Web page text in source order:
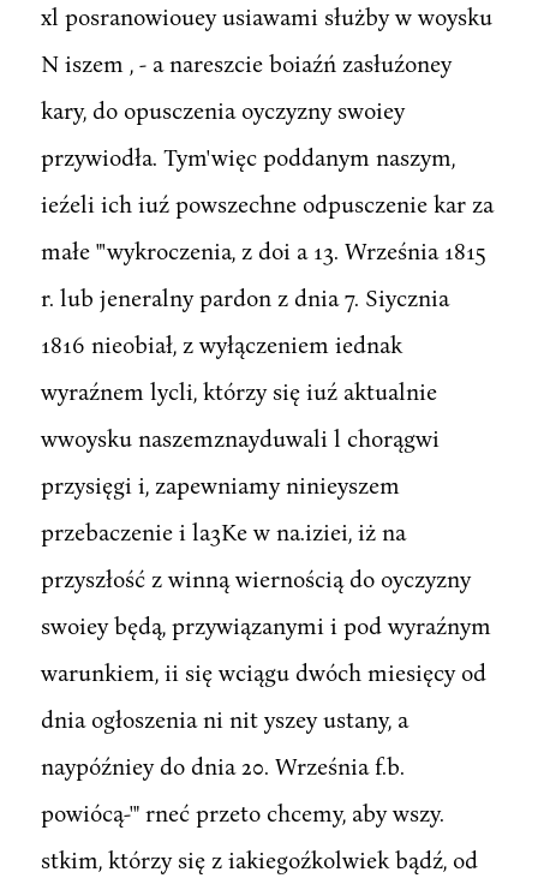
xl posranowiouey usiawami służby w woysku
N iszem , - a nareszcie boiaźń zasłuźoney
kary, do opusczenia oyczyzny swoiey
przywiodła. Tym'więc poddanym naszym,
ieźeli ich iuź powszechne odpusczenie kar za
małe "'wykroczenia, z doi a 13. Września 1815
r. lub jeneralny pardon z dnia 7. Siycznia
1816 nieobiał, z wyłączeniem iednak
wyraźnem lycli, którzy się iuź aktualnie
wwoysku naszemznayduwali l chorągwi
przysięgi i, zapewniamy ninieyszem
przebaczenie i la3Ke w na.iziei, iż na
przyszłość z winną wiernością do oyczyzny
swoiey będą, przywiązanymi i pod wyraźnym
warunkiem, ii się wciągu dwóch miesięcy od
dnia ogłoszenia ni nit yszey ustany, a
naypóźniey do dnia 20. Września f.b.
powiócą-'" rneć przeto chcemy, aby wszy.
stkim, którzy się z iakiegoźkolwiek bądź, od